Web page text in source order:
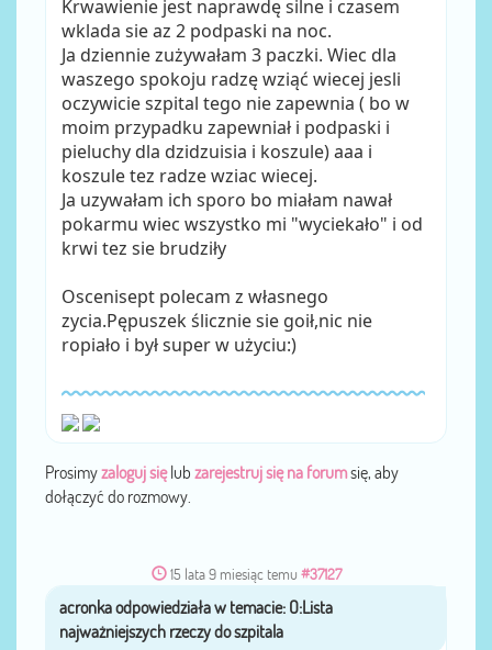
Krwawienie jest naprawdę silne i czasem
wklada sie az 2 podpaski na noc.
Ja dziennie zużywałam 3 paczki. Wiec dla
waszego spokoju radzę wziąć wiecej jesli
oczywicie szpital tego nie zapewnia ( bo w
moim przypadku zapewniał i podpaski i
pieluchy dla dzidzuisia i koszule) aaa i
koszule tez radze wziac wiecej.
Ja uzywałam ich sporo bo miałam nawał
pokarmu wiec wszystko mi "wyciekało" i od
krwi tez sie brudziły
Oscenisept polecam z własnego
zycia.Pępuszek ślicznie sie goił,nic nie
ropiało i był super w użyciu:)
Prosimyzaloguj sięlub zarejestruj się na forumsię, aby
dołączyć do rozmowy.
15 lata 9 miesiąc temu #37127
przez acronka